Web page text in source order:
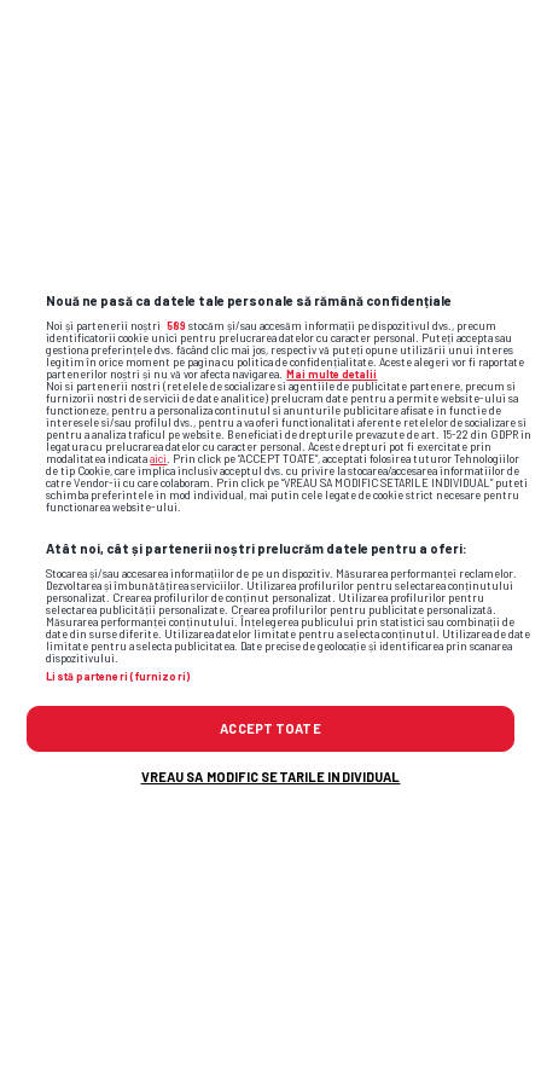
Foto44/45
Nouă ne pasă ca datele tale personale să rămână confidențiale
Noi și partenerii noștri 589 stocăm și/sau accesăm informații pe dispozitivul dvs., precum
identificatorii cookie unici pentru prelucrarea datelor cu caracter personal. Puteți accepta sau
gestiona preferințele dvs. făcând clic mai jos, respectiv vă puteți opune utilizării unui interes
legitim în orice moment pe pagina cu politica de confidențialitate. Aceste alegeri vor fi raportate
partenerilor noștri și nu vă vor afecta navigarea. Mai multe detalii
Noi si partenerii nostri (retelele de socializare si agentiile de publicitate partenere, precum si
furnizorii nostri de servicii de date analitice) prelucram date pentru a permite website-ului sa
functioneze, pentru a personaliza continutul si anunturile publicitare afisate in functie de
interesele si/sau profilul dvs., pentru a va oferi functionalitati aferente retelelor de socializare si
pentru a analiza traficul pe website. Beneficiati de drepturile prevazute de art. 15-22 din GDPR in
legatura cu prelucrarea datelor cu caracter personal. Aceste drepturi pot fi exercitate prin
modalitatea indicataaici
. Prin click pe “ACCEPT TOATE”, acceptati folosirea tuturor Tehnologiilor
de tip Cookie, care implica inclusiv acceptul dvs. cu privire la stocarea/accesarea informatiilor de
catre Vendor-ii cu care colaboram. Prin click pe “VREAU SA MODIFIC SETARILE INDIVIDUAL” puteti
schimba preferintele in mod individual, mai putin cele legate de cookie strict necesare pentru
functionarea website-ului.
Atât noi, cât și partenerii noștri prelucrăm datele pentru a oferi:
Stocarea și/sau accesarea informațiilor de pe un dispozitiv. Măsurarea performanței reclamelor.
Dezvoltarea și îmbunătățirea serviciilor. Utilizarea profilurilor pentru selectarea conținutului
personalizat. Crearea profilurilor de conținut personalizat. Utilizarea profilurilor pentru
selectarea publicității personalizate. Crearea profilurilor pentru publicitate personalizată.
Măsurarea performanței conținutului. Înțelegerea publicului prin statistici sau combinații de
date din surse diferite. Utilizarea datelor limitate pentru a selecta conținutul. Utilizarea de date
limitate pentru a selecta publicitatea. Date precise de geolocație și identificarea prin scanarea
dispozitivului.
Listă parteneri (furnizori)
ACCEPT TOATE
VREAU SA MODIFIC SETARILE INDIVIDUAL